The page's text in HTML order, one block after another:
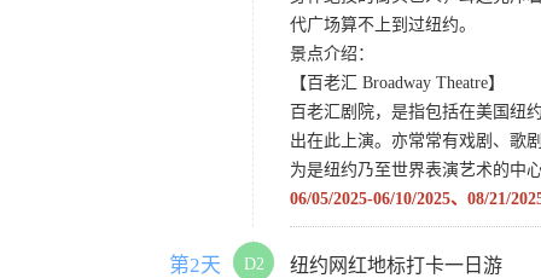
代广场算不上到过纽约。
景点介绍：
【百老汇 Broadway Theatre】
百老汇剧院，是指包括在美国纽
出在此上演。亦常常有戏剧、歌
为是纽约乃至世界表演艺术的中
06/05/2025-06/10/2025、08/21/
第2天 D2 纽约网红地标打卡一日游